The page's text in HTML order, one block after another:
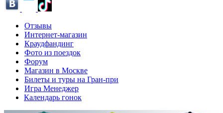
Отзывы
Интернет-магазин
Краудфандинг
Фото из поездок
Форум
Магазин в Москве
Билеты и туры на Гран-при
Игра Менеджер
Календарь гонок